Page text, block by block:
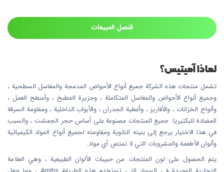
قنصل المبيعات
لماذا آميتيس؟
تشمل منتجات هذه الشركة جميع أنواع الأحواض المدمجة والمغاسل السطحية ،
وجميع أنواع الأحواض والمغاسل المتكاملة ، وجزيرة المطبخ ، وأسطح العمل ،
وألواح الخزانات ، والأفاريز ، وأغطية الجدران ، والأبواب الداخلية ، ومقاومة السرقة
المضادة للبكتيريا. جميع المنتجات مصنوعة على أساس حجر الجمشت ، والسبب
في هذا الاختيار يرجع إلى بنيته النانوية ومقاومته لجميع أنواع المواد الكيميائية
وألوان الأطعمة والمشروبات التي لا تمتص أي مواد.
يتم الحصول على لون المنتجات من حبيبات الألوان الطبيعية ، وهي العلامة